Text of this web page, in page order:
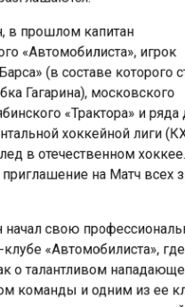
в прошлом капитан
«Автомобилиста», игрок
(в составе которого
Гагарина), московского
«Трактора» и ряда
хоккейной лиги
в отечественном
приглашение на Матч всех
свою
«Автомобилиста»,
о талантливом
команды и одним из ее